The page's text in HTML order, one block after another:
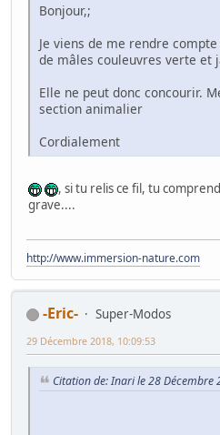
Bonjour,;
Je viens de me rendre
de mâles couleuvres verte et
Elle ne peut donc concourir.
section animalier
Cordialement
, si tu relis ce fil, tu
grave....
http://www.immersion-nature.com
-Eric-
Super-Modos
29 Décembre 2018, 10:09:53
Citation de: Inari le 28 Décembre